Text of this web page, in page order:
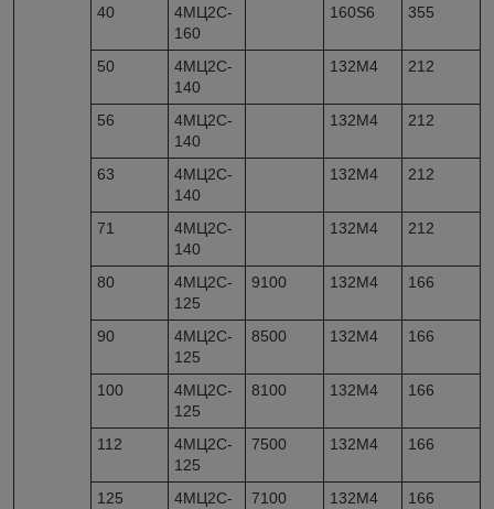
40
4МЦ2С-
160
160S6 355
50
4МЦ2С-
140
132М4 212
56
4МЦ2С-
140
132M4 212
63
4МЦ2С-
140
132M4 212
71
4МЦ2С-
140
132M4 212
80
4МЦ2С-
125
9100 132M4 166
90
4МЦ2С-
125
8500 132M4 166
100
4МЦ2С-
125
8100 132M4 166
112
4МЦ2С-
125
7500 132M4 166
125
4МЦ2С-
7100 132M4 166